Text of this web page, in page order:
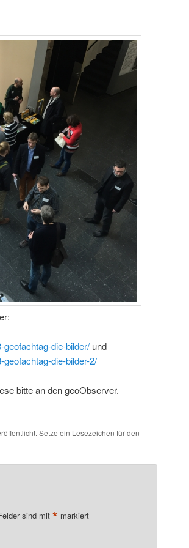
die-bilder/ und
die-bilder-2/
bitte an den geoObserver.
Setze ein Lesezeichen für den
sind mit * markiert